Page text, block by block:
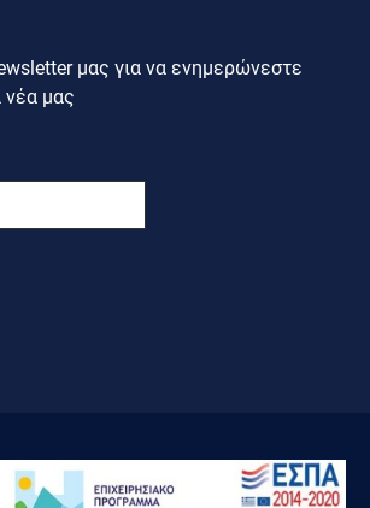
μας για να ενημερώνεστε
νέα μας